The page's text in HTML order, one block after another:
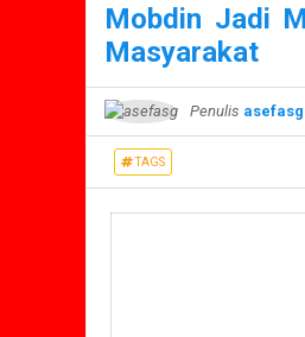
Mobdin Jadi
Masyarakat
Penulis asefasg
TAGS